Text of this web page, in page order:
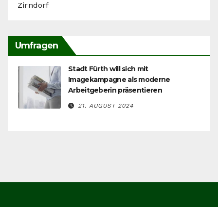
Zirndorf
Umfragen
Stadt Fürth will sich mit
Imagekampagne als moderne
Arbeitgeberin präsentieren
21. AUGUST 2024